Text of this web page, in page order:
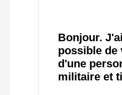
Bonjour.
possible
d'une
militaire et